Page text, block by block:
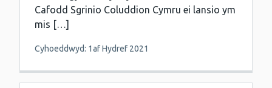
Cafodd Sgrinio Coluddion Cymru ei lansio ym
mis […]
Cyhoeddwyd: 1af Hydref 2021